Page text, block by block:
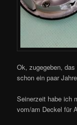
Ok, zugegeben,
schon ein paar
Seinerzeit habe ich
vom/am Deckel für